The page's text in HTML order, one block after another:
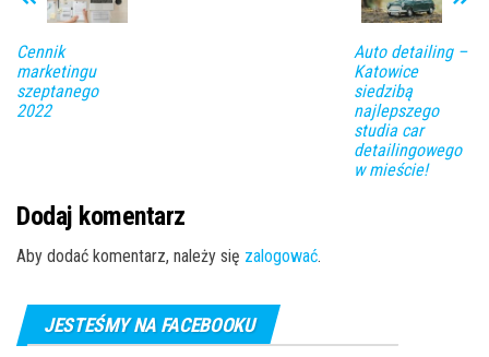
Cennik
marketingu
szeptanego
2022
Auto detailing –
Katowice
siedzibą
najlepszego
studia car
detailingowego
w mieście!
Dodaj komentarz
Aby dodać komentarz, należy się zalogować.
JESTEŚMY NA FACEBOOKU